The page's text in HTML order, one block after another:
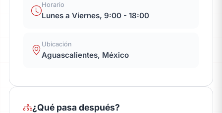
Horario
Lunes a Viernes, 9:00 - 18:00
Ubicación
Aguascalientes, México
¿Qué pasa después?